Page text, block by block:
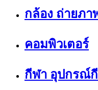
กล้อง ถ่ายภา
คอมพิวเตอร์
กีฬา อุปกรณ์